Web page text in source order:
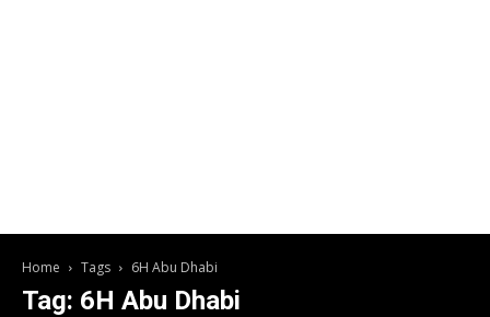
Home Tags 6H Abu Dhabi
Tag: 6H Abu Dhabi